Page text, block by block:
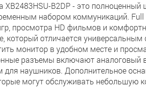
XB2483HSU-B2DP - это
набором коммуникаций. Full
просмотра HD фильмов и
который отличается
монитор в удобном месте и
разъемы включают аналоговый
для наушников. Дополнительное
могут обслуживать небольшую